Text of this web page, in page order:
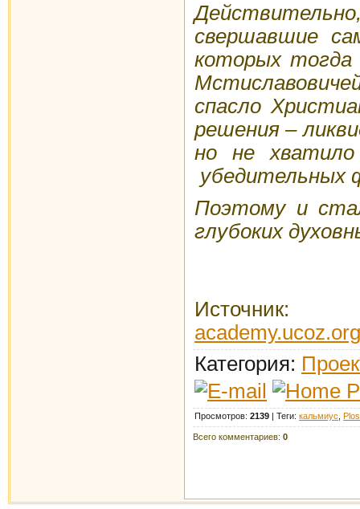
свершавшие
которых тогда
спасло
решения –
но не
Поэтому и
глубоких
Источник
Категория:
Просмотров: 2139 | Теги: кальмиус
Всего комментариев: 0